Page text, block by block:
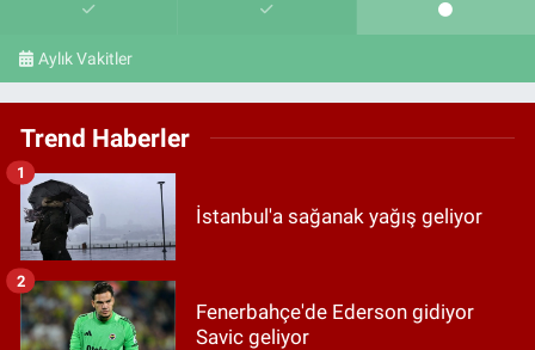
Aylık Vakitler
Trend Haberler
İstanbul'a sağanak yağış geliyor
1
Fenerbahçe'de Ederson gidiyor
Savic geliyor
2